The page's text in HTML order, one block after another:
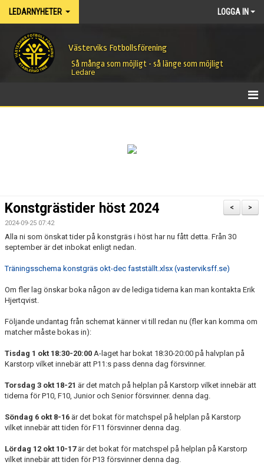
LEDARNYHETER LOGGA IN
Västerviks Fotbollsförening
Så många som möjligt - så länge som möjligt
Ledare
>
<
Konstgrästider höst 2024
2024-09-25 07:42
Alla ni som önskat tider på konstgräs i höst har nu fått detta. Från 30
september är det inbokat enligt nedan.
Träningsschema konstgräs okt-dec fastställt.xlsx (vasterviksff.se)
Om fler lag önskar boka någon av de lediga tiderna kan man kontakta Erik
Hjertqvist.
Följande undantag från schemat känner vi till redan nu (fler kan komma om
matcher måste bokas in):
Tisdag 1 okt 18:30-20:00 A-laget har bokat 18:30-20:00 på halvplan på
Karstorp vilket innebär att P11:s pass denna dag försvinner.
Torsdag 3 okt 18-21 är det match på helplan på Karstorp vilket innebär att
tiderna för P10, F10, Junior och Senior försvinner. denna dag.
Söndag 6 okt 8-16 är det bokat för matchspel på helplan på Karstorp
vilket innebär att tiden för F11 försvinner denna dag.
Lördag 12 okt 10-17är det bokat för matchspel på helplan på Karstorp
vilket innebär att tiden för P13 försvinner denna dag.